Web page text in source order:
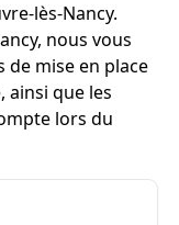
lès-Nancy.
nous vous
mise en place
ainsi que les
lors du